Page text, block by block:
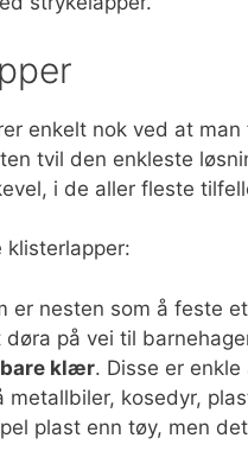
enkelt nok ved at
tvil den enkleste
i de aller fleste
klisterlapper:
er nesten som å feste
på vei til
bare klær. Disse er
kosedyr,
plast enn tøy, men